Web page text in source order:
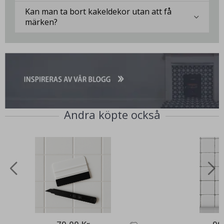
Kan man ta bort kakeldekor utan att få
märken?
Andra köpte också